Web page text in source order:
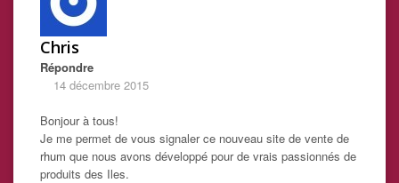
Chris
Répondre
14 décembre 2015
Bonjour à tous!
Je me permet de vous signaler ce nouveau site de vente de
rhum que nous avons développé pour de vrais passionnés de
produits des Iles.